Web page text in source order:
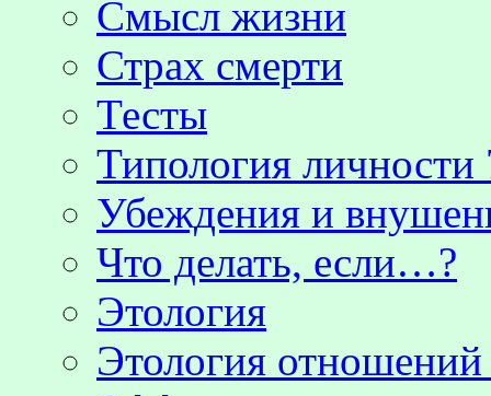
Смысл жизни
Страх смерти
Тесты
Типология личности
Убеждения и
Что делать, если…?
Этология
Этология